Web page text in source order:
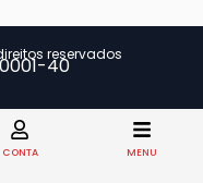
reservados
40
CONTA MENU